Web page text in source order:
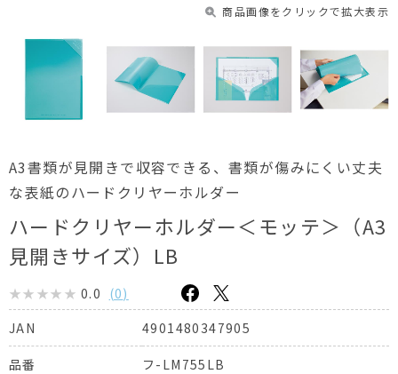
商品画像をクリックで拡大表示
A3書類が見開きで収容できる、書類が傷みにくい丈夫
な表紙のハードクリヤーホルダー
ハードクリヤーホルダー＜モッテ＞（A3
見開きサイズ）LB
0.0 (0)
JAN
4901480347905
品番 フ-LM755LB